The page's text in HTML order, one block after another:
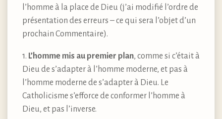
l’homme à la place de Dieu (j’ai modifié l’ordre de
présentation des erreurs – ce qui sera l’objet d’un
prochain Commentaire).
1. L’homme mis au premier plan, comme si c’était à
Dieu de s’adapter à l’homme moderne, et pas à
l’homme moderne de s’adapter à Dieu. Le
Catholicisme s’efforce de conformer l’homme à
Dieu, et pas l’inverse.